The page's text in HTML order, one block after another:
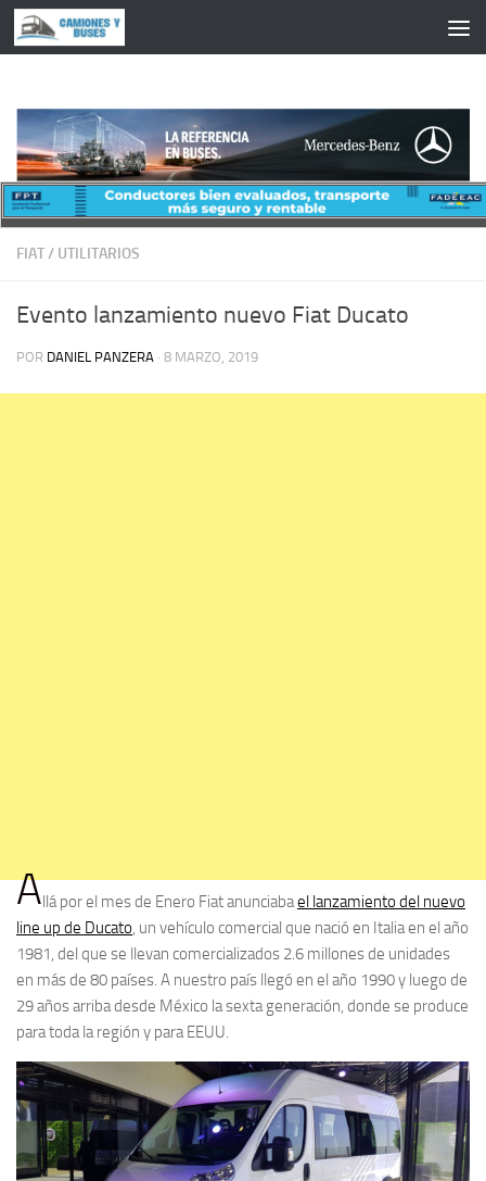
Saltar al contenido
FIAT/ UTILITARIOS
Evento lanzamiento nuevo Fiat Ducato
POR DANIEL PANZERA · 8 MARZO, 2019
Allá por el mes de Enero Fiat anunciabael lanzamiento del nuevo
line up de Ducato, un vehículo comercial que nació en Italia en el año
1981, del que se llevan comercializados 2.6 millones de unidades
en más de 80 países. A nuestro país llegó en el año 1990 y luego de
29 años arriba desde México la sexta generación, donde se produce
para toda la región y para EEUU.